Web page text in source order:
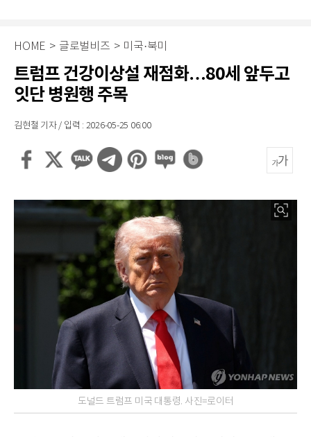
HOME > 글로벌비즈 > 미국·북미
트럼프 건강이상설 재점화…80세 앞두고
잇단 병원행 주목
김현철 기자 / 입력 : 2026-05-25 06:00
도널드 트럼프 미국 대통령. 사진=로이터